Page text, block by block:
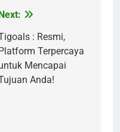
: Resmi,
Terpercaya
Mencapai
Anda!